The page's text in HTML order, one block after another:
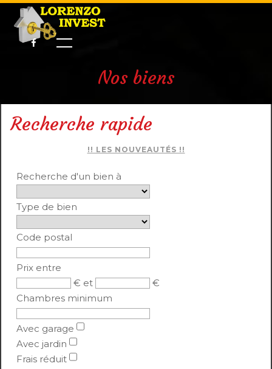
Nos biens
Recherche rapide
!! LES NOUVEAUTÉS !!
Recherche d'un bien à
Type de bien
Code postal
Prix entre
€ et
€
Chambres minimum
Avec garage
Avec jardin
Frais réduit